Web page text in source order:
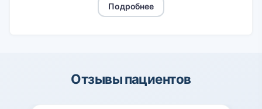
Подробнее
Отзывы пациентов